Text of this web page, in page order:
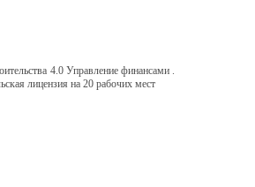
4.0 Управление финансами .
лицензия на 20 рабочих мест